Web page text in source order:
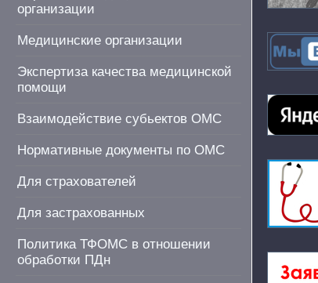
организации
Медицинские организации
Экспертиза качества медицинской
помощи
Взаимодействие субьектов ОМС
Нормативные документы по ОМС
Для страхователей
Для застрахованных
Политика ТФОМС в отношении
обработки ПДн